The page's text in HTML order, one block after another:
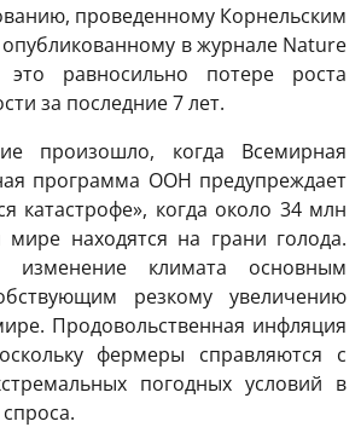
проведенному Корнельским
в журнале Nature
это равносильно потере роста
за последние 7 лет.
произошло, когда Всемирная
программа ООН предупреждает
катастрофе», когда около 34 млн
находятся на грани голода.
изменение климата основным
резкому увеличению
Продовольственная инфляция
фермеры справляются с
погодных условий в